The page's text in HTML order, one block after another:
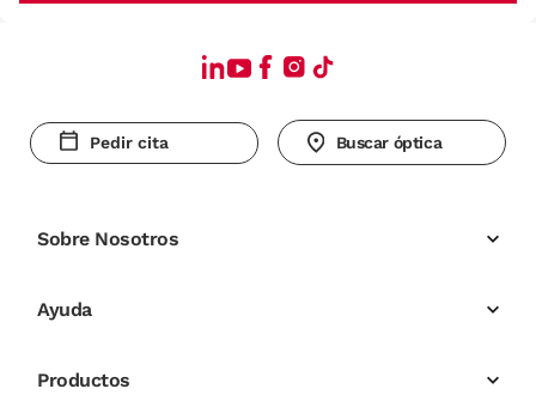
Pedir cita Buscar óptica
Sobre Nosotros
Ayuda
Productos